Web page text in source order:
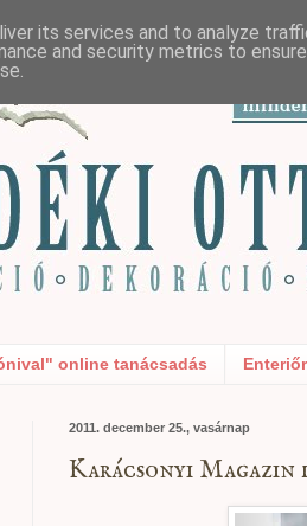
online tanácsadás Enteriőr
2011. december 25., vasárnap
Karácsonyi Magazin
its services and to analyze
and security metrics to